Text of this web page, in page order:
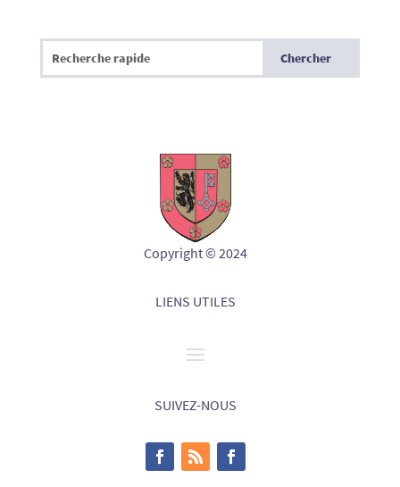
Copyright © 2024
LIENS UTILES
SUIVEZ-NOUS